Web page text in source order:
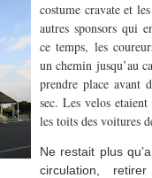
costume cravate et
autres sponsors qui
ce temps, les
un chemin jusqu’au
prendre place avant
sec. Les velos etaient
les toits des voitures
Ne restait plus
circulation,